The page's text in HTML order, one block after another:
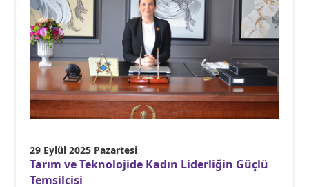
29 Eylül 2025 Pazartesi
Tarım ve Teknolojide Kadın Liderliğin Güçlü
Temsilcisi